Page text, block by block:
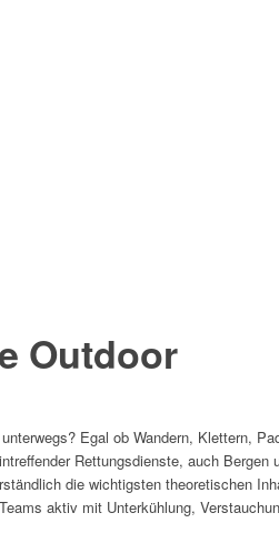
Outdoor
Egal ob Wandern, Klettern,
Rettungsdienste, auch
die wichtigsten theoretischen
aktiv mit Unterkühlung,